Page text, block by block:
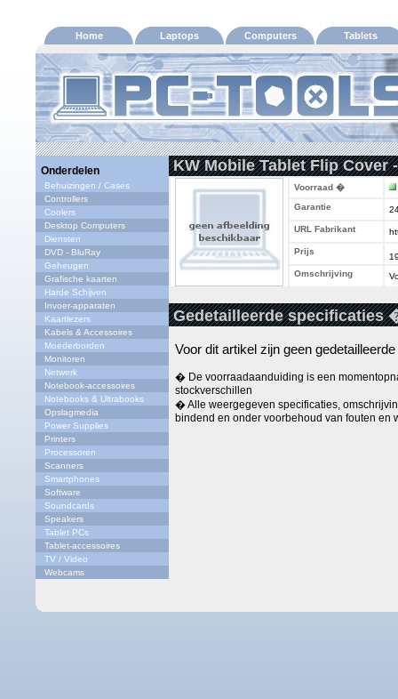
Home Laptops Computers Tablets
Onderdelen
Behuizingen / Cases
Controllers
Coolers
Desktop Computers
Diensten
DVD - BluRay
Geheugen
Grafische kaarten
Harde Schijven
Invoer-apparaten
Kaartlezers
Kabels & Accessoires
Moederborden
Monitoren
Netwerk
Notebook-accessoires
Notebooks & Ultrabooks
Opslagmedia
Power Supplies
Printers
Processoren
Scanners
Smartphones
Software
Soundcards
Speakers
Tablet PCs
Tablet-accessoires
TV / Video
Webcams
KW Mobile Tablet Flip Cover
Voorraad �
Garantie
URL Fabrikant
Prijs
Omschrijving
Gedetailleerde specificaties
Voor dit artikel zijn geen
� De voorraadaanduiding is een
stockverschillen
� Alle weergegeven specificaties,
bindend en onder voorbehoud van fouten en